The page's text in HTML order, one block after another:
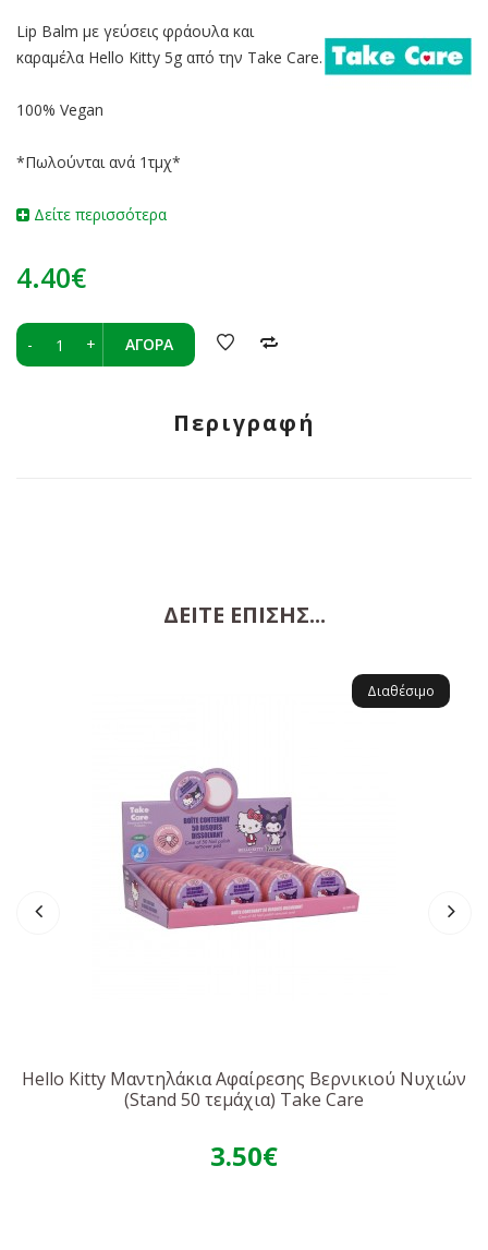
Lip Balm με γεύσεις φράουλα και
καραμέλα Hello Kitty 5g από την Take Care.
100% Vegan
*Πωλούνται ανά 1τμχ*
Δείτε περισσότερα
4.40€
- + ΑΓΟΡΆ
Περιγραφή
ΔΕΊΤΕ ΕΠΊΣΗΣ...
Διαθέσιμο
Hello Kitty Μαντηλάκια Αφαίρεσης Βερνικιού Νυχιών
(Stand 50 τεμάχια) Take Care
3.50€